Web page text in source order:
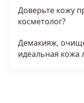
Доверьте кожу
косметолог?
Демакияж,
идеальная кожа